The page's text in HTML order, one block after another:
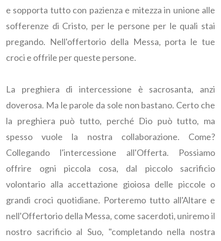
e sopporta tutto con pazienza e mitezza in unione alle
sofferenze di Cristo, per le persone per le quali stai
pregando. Nell'offertorio della Messa, porta le tue
croci e offrile per queste persone.
La preghiera di intercessione è sacrosanta, anzi
doverosa. Ma le parole da sole non bastano. Certo che
la preghiera può tutto, perché Dio può tutto, ma
spesso vuole la nostra collaborazione. Come?
Collegando l'intercessione all'Offerta. Possiamo
offrire ogni piccola cosa, dal piccolo sacrificio
volontario alla accettazione gioiosa delle piccole o
grandi croci quotidiane. Porteremo tutto all'Altare e
nell'Offertorio della Messa, come sacerdoti, uniremo il
nostro sacrificio al Suo, "completando nella nostra